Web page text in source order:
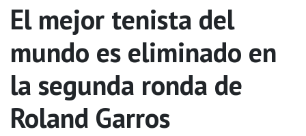
El mejor tenista del
mundo es eliminado en
la segunda ronda de
Roland Garros